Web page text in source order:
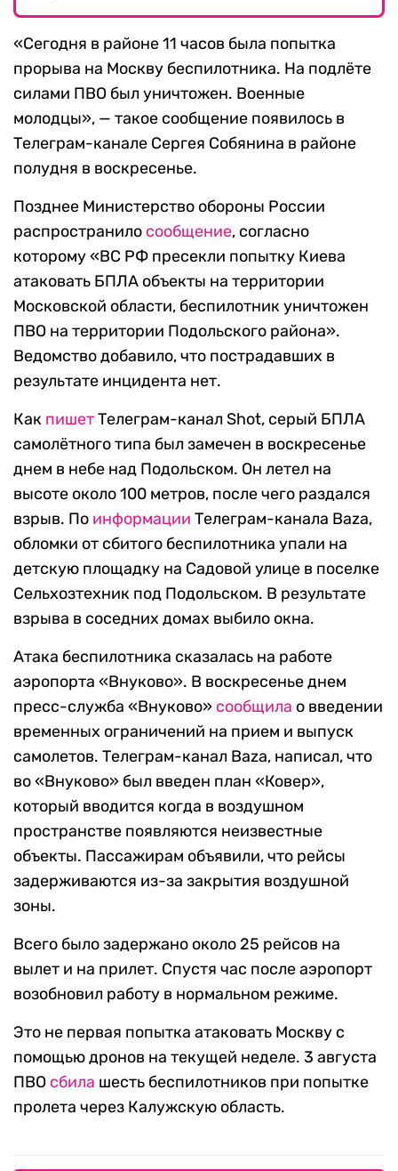
«Сегодня в районе 11 часов была попытка
прорыва на Москву беспилотника. На подлёте
силами ПВО был уничтожен. Военные
молодцы», — такое сообщение появилось в
Телеграм-канале Сергея Собянина в районе
полудня в воскресенье.
Позднее Министерство обороны России
распространило сообщение, согласно
которому «ВС РФ пресекли попытку Киева
атаковать БПЛА объекты на территории
Московской области, беспилотник уничтожен
ПВО на территории Подольского района».
Ведомство добавило, что пострадавших в
результате инцидента нет.
Как пишетТелеграм-канал Shot, серый БПЛА
самолётного типа был замечен в воскресенье
днем в небе над Подольском. Он летел на
высоте около 100 метров, после чего раздался
взрыв. По информации Телеграм-канала Baza,
обломки от сбитого беспилотника упали на
детскую площадку на Садовой улице в поселке
Сельхозтехник под Подольском. В результате
взрыва в соседних домах выбило окна.
Атака беспилотника сказалась на работе
аэропорта «Внуково». В воскресенье днем
пресс-служба «Внуково» сообщила о введении
временных ограничений на прием и выпуск
самолетов. Телеграм-канал Baza, написал, что
во «Внуково» был введен план «Ковер»,
который вводится когда в воздушном
пространстве появляются неизвестные
объекты. Пассажирам объявили, что рейсы
задерживаются из-за закрытия воздушной
зоны.
Всего было задержано около 25 рейсов на
вылет и на прилет. Спустя час после аэропорт
возобновил работу в нормальном режиме.
Это не первая попытка атаковать Москву с
помощью дронов на текущей неделе. 3 августа
ПВО сбила шесть беспилотников при попытке
пролета через Калужскую область.